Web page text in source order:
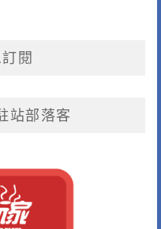
閱
站部落客